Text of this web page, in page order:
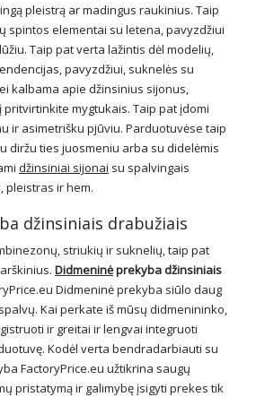
pleistrą ar madingus raukinius. Taip
spintos elementai su letena, pavyzdžiui
Taip pat verta lažintis dėl modelių,
pavyzdžiui, suknelės su
kalbama apie džinsinius sijonus,
mygtukais. Taip pat įdomi
ir asimetrišku pjūviu. Parduotuvėse taip
diržu ties juosmeniu arba su didelėmis
džinsiniai sijonai su spalvingais
pleistras ir hem.
džinsiniais drabužiais
striukių ir suknelių, taip pat
Didmeninėprekyba džinsiniais
Didmeninė prekyba siūlo daug
Kai perkate iš mūsų didmenininko,
ir greitai ir lengvai integruoti
Kodėl verta bendradarbiauti su
FactoryPrice.eu užtikrina saugų
pristatymą ir galimybę įsigyti prekes tik